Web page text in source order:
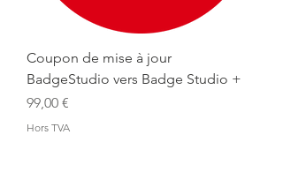
Coupon de mise à jour
BadgeStudio vers Badge Studio +
Prix
99,00 €
Hors TVA